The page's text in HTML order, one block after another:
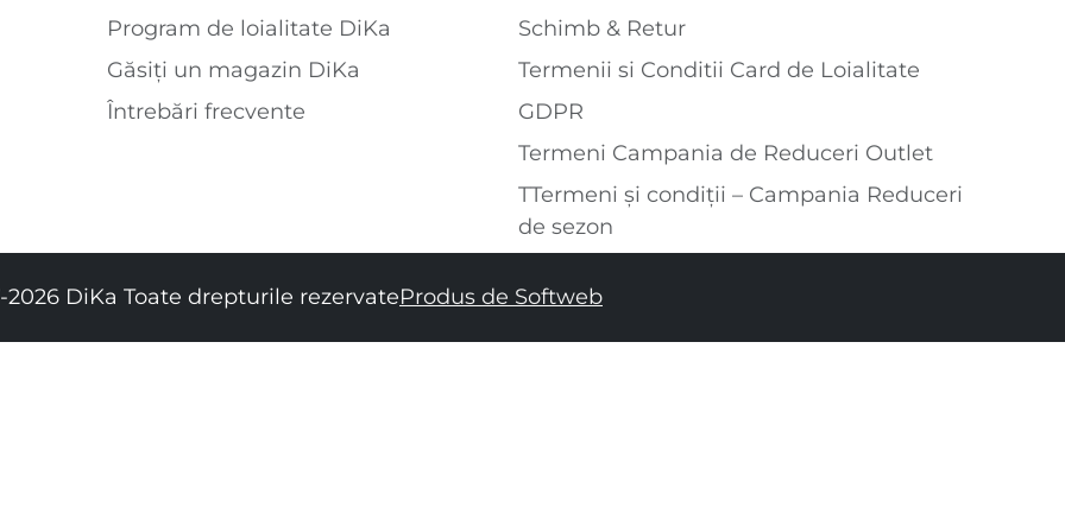
Program de loialitate DiKa
Găsiți un magazin DiKa
Întrebări frecvente
Schimb & Retur
Termenii si Conditii Card de Loialitate
GDPR
Termeni Campania de Reduceri Outlet
TTermeni și condiții – Campania Reduceri
de sezon
2026 DiKa Toate drepturile rezervateProdus de Softweb